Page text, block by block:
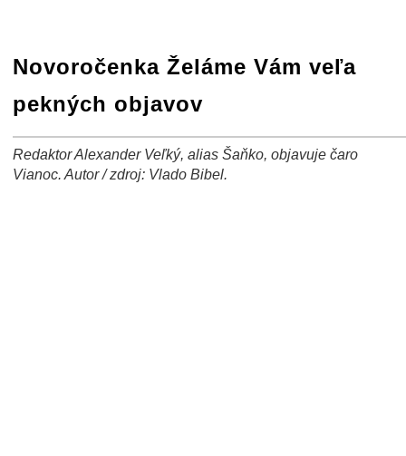
Novoročenka Želáme Vám veľa
pekných objavov
+ − ⛶
Redaktor Alexander Veľký, alias Šaňko, objavuje čaro
Vianoc. Autor / zdroj: Vlado Bibel.